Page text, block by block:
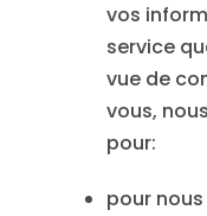
vos
service
vue de
vous,
pour:
pour